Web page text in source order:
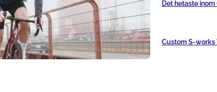
Det hetaste inom
Custom S-works